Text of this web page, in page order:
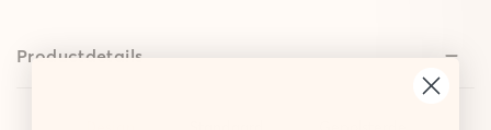
Productdetails